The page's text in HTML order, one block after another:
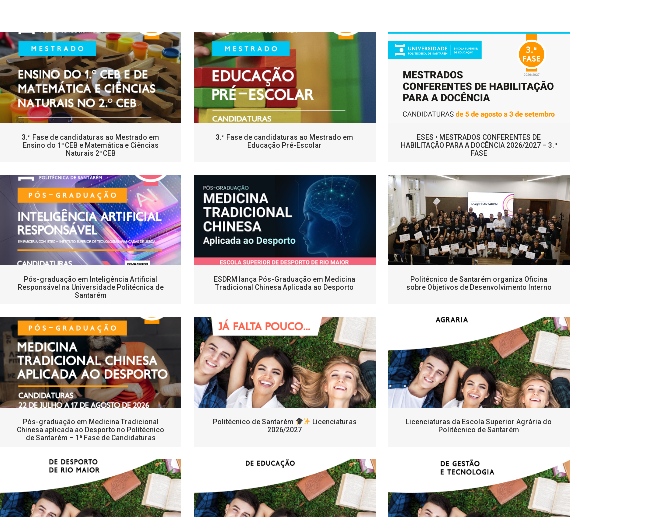
3.ª Fase de candidaturas ao Mestrado em
Ensino do 1ºCEB e Matemática e Ciências
Naturais 2ºCEB
3.ª Fase de candidaturas ao Mestrado em
Educação Pré-Escolar
ESES • MESTRADOS CONFERENTES DE
HABILITAÇÃO PARA A DOCÊNCIA 2026/2027 – 3.ª
FASE
Pós-graduação em Inteligência Artificial
Responsável na Universidade Politécnica de
Santarém
ESDRM lança Pós-Graduação em Medicina
Tradicional Chinesa Aplicada ao Desporto
Politécnico de Santarém organiza Oficina
sobre Objetivos de Desenvolvimento Interno
Pós-graduação em Medicina Tradicional
Chinesa aplicada ao Desporto no Politécnico
de Santarém – 1ª Fase de Candidaturas
Politécnico de Santarém
Licenciaturas
2026/2027
Licenciaturas da Escola Superior Agrária do
Politécnico de Santarém